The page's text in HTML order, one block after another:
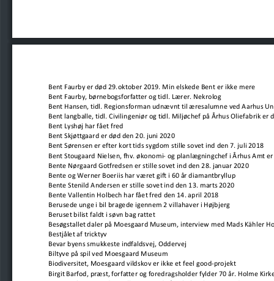
Bent Faurby er død 29.oktober 2019. Min elskede Bent er ikke mere
Bent Faurby, børnebogsforfatter og tidl. Lærer. Nekrolog
Bent Hansen, tidl. Regionsforman udnævnt til æresalumne ved Aarhus
Bent langballe, tidl. Civilingeniør og tidl. Miljøchef på Århus Oliefabrik er
Bent Lyshøj har fået fred
Bent Skjøttgaard er død den 20. juni 2020
Bent Sørensen er efter kort tids sygdom stille sovet ind den 7. juli 2018
Bent Stougaard Nielsen, fhv. økonomi- og planlægningchef i Århus Amt
Bente Nørgaard Gotfredsen er stille sovet ind den 28. januar 2020
Bente og Werner Boeriis har været gift i 60 år diamantbryllup
Bente Stenild Andersen er stille sovet ind den 13. marts 2020
Bente Vallentin Holbech har fået fred den 14. april 2018
Berusede unge i bil bragede igennem 2 villahaver i Højbjerg
Beruset bilist faldt i søvn bag rattet
Besøgstallet daler på Moesgaard Museum, interview med Mads Kähler
Bestjålet af tricktyv
Bevar byens smukkeste indfaldsvej, Oddervej
Biltyve på spil ved Moesgaard Museum
Biodiversitet, Moesgaard vildskov er ikke et feel good-projekt
Birgit Barfod, præst, forfatter og foredragsholder fylder 70 år. Holme